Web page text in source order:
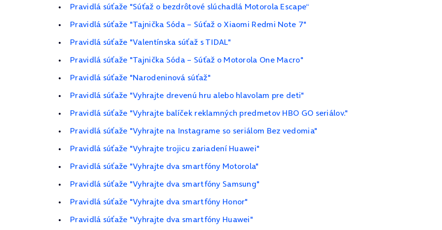
Pravidlá súťaže "Súťaž o bezdrôtové slúchadlá Motorola Escape“
Pravidlá súťaže "Tajnička Sóda – Súťaž o Xiaomi Redmi Note 7"
Pravidlá súťaže "Valentínska súťaž s TIDAL"
Pravidlá súťaže "Tajnička Sóda – Súťaž o Motorola One Macro"
Pravidlá súťaže "Narodeninová súťaž"
Pravidlá súťaže "Vyhrajte drevenú hru alebo hlavolam pre deti"
Pravidlá súťaže "Vyhrajte balíček reklamných predmetov HBO GO seriálov."
Pravidlá súťaže "Vyhrajte na Instagrame so seriálom Bez vedomia"
Pravidlá súťaže "Vyhrajte trojicu zariadení Huawei"
Pravidlá súťaže "Vyhrajte dva smartfóny Motorola"
Pravidlá súťaže "Vyhrajte dva smartfóny Samsung"
Pravidlá súťaže "Vyhrajte dva smartfóny Honor"
Pravidlá súťaže "Vyhrajte dva smartfóny Huawei"